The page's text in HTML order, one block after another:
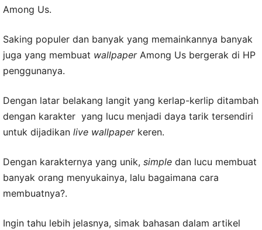
Among Us.
Saking populer dan banyak yang memainkannya banyak
juga yang membuat wallpaperAmong Us bergerak di HP
penggunanya.
Dengan latar belakang langit yang kerlap-kerlip ditambah
dengan karakter yang lucu menjadi daya tarik tersendiri
untuk dijadikan live wallpaperkeren.
Dengan karakternya yang unik, simple dan lucu membuat
banyak orang menyukainya, lalu bagaimana cara
membuatnya?.
Ingin tahu lebih jelasnya, simak bahasan dalam artikel